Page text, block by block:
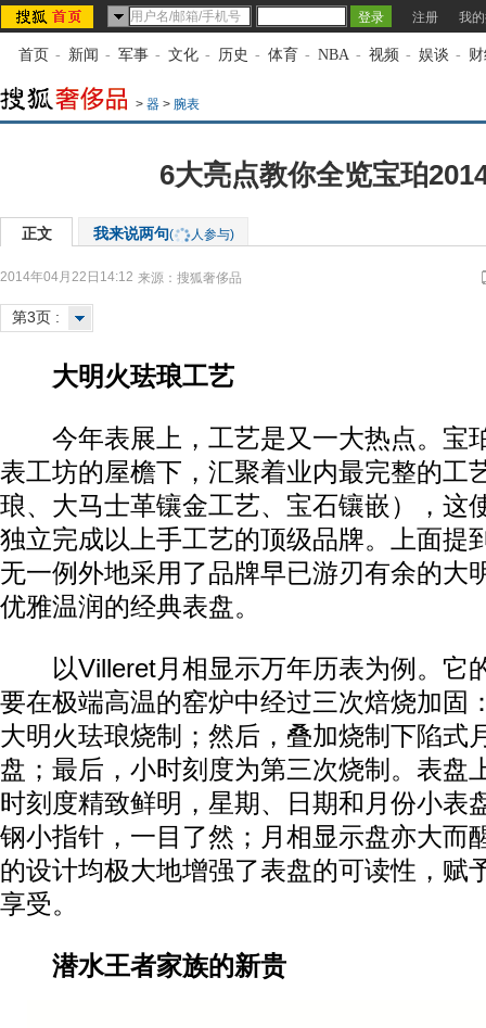
注册 我
首页 - 新闻 - 军事 - 文化 - 历史 - 体育 - NBA - 视频 - 娱谈 -
> 器 > 腕表
6大亮点教你全览宝珀
正文 我来说两句( 人参与)
2014年04月22日14:12 来源： 搜狐奢侈品
第3页 :
大明火珐琅工艺
今年表展上，工艺是又一大热点。宝
表工坊的屋檐下，汇聚着业内最完整的工
琅、大马士革镶金工艺、宝石镶嵌），这
独立完成以上手工艺的顶级品牌。上面提
无一例外地采用了品牌早已游刃有余的大
优雅温润的经典表盘。
以Villeret月相显示万年历表为例。它
要在极端高温的窑炉中经过三次焙烧加固
大明火珐琅烧制；然后，叠加烧制下陷式
盘；最后，小时刻度为第三次烧制。表盘
时刻度精致鲜明，星期、日期和月份小表
钢小指针，一目了然；月相显示盘亦大而
的设计均极大地增强了表盘的可读性，赋
享受。
潜水王者家族的新贵